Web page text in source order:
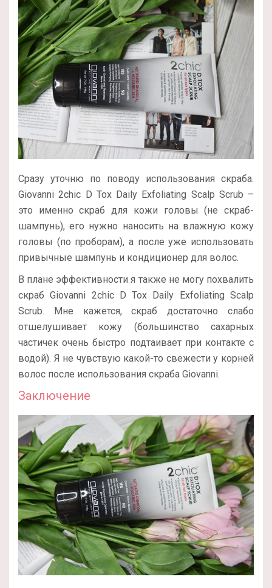
Сразу уточню по поводу использования скраба.
Giovanni 2chic D Tox Daily Exfoliating Scalp Scrub –
это именно скраб для кожи головы (не скраб-
шампунь), его нужно наносить на влажную кожу
головы (по проборам), а после уже использовать
привычные шампунь и кондиционер для волос.
В плане эффективности я также не могу похвалить
скраб Giovanni 2chic D Tox Daily Exfoliating Scalp
Scrub. Мне кажется, скраб достаточно слабо
отшелушивает кожу (большинство сахарных
частичек очень быстро подтаивает при контакте с
водой). Я не чувствую какой-то свежести у корней
волос после использования скраба Giovanni.
Заключение